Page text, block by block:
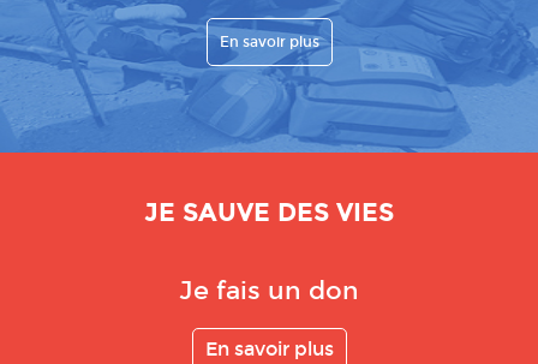
En savoir plus
JE SAUVE DES VIES
Je fais un don
En savoir plus